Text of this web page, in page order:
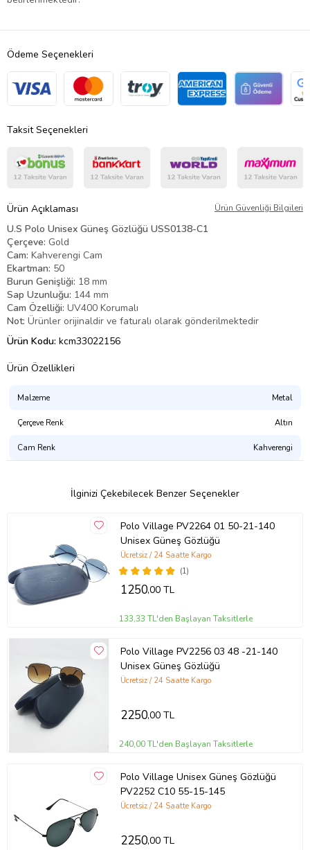
Ödeme Seçenekleri
Taksit Seçenekleri
Ürün Açıklaması Ürün Güvenliği Bilgileri
U.S Polo Unisex Güneş Gözlüğü USS0138-C1
Çerçeve: Gold
Cam: Kahverengi Cam
Ekartman: 50
Burun Genişliği: 18 mm
Sap Uzunluğu: 144 mm
Cam Özelliği: UV400 Korumalı
Not: Ürünler orijinaldir ve faturalı olarak gönderilmektedir
Ürün Kodu: kcm33022156
Ürün Özellikleri
Malzeme Metal
Çerçeve Renk Altın
Cam Renk Kahverengi
İlginizi Çekebilecek Benzer Seçenekler
Polo Village PV2264 01 50-21-140
Unisex Güneş Gözlüğü
(1)
Ücretsiz / 24 Saatte Kargo
1250,00 TL
133,33 TL'den Başlayan Taksitlerle
Polo Village PV2256 03 48 -21-140
Unisex Güneş Gözlüğü
Ücretsiz / 24 Saatte Kargo
2250,00 TL
240,00 TL'den Başlayan Taksitlerle
Polo Village Unisex Güneş Gözlüğü
PV2252 C10 55-15-145
Ücretsiz / 24 Saatte Kargo
2250,00 TL